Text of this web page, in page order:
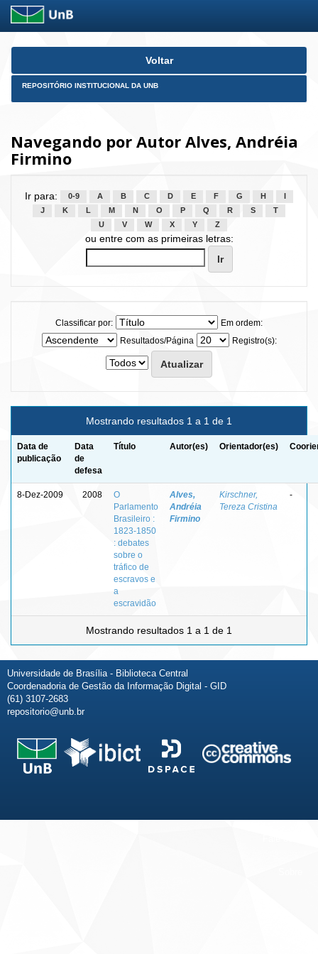
Skip
Voltar
REPOSITÓRIO INSTITUCIONAL DA UNB
Navegando por Autor Alves, Andréia
Firmino
Ir para: 0-9 A B C D E F G H
J
K L M N O P Q R S
T
U
V W X Y Z
ou entre com as primeiras letras:
Classificar por:
Em ordem:
Resultados/Página
Registro(s):
Mostrando resultados 1 a 1 de 1
Data de
publicação
Data
de
defesa
Título Autor(es) Orientador(es)
8-Dez-2009 2008
O
Parlamento
Brasileiro :
1823-1850
: debates
sobre o
tráfico de
escravos e
a
escravidão
Alves,
Andréia
Firmino
Kirschner,
Tereza Cristina
-
Mostrando resultados 1 a 1 de 1
Universidade de Brasília - Biblioteca Central
Coordenadoria de Gestão da Informação Digital - GID
(61) 3107-2683
repositorio@unb.br